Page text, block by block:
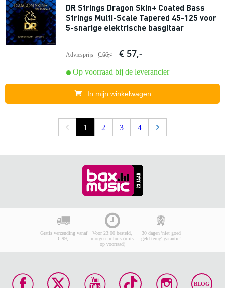
DR Strings Dragon Skin+ Coated Bass
Strings Multi-Scale Tapered 45-125 voor
5-snarige elektrische basgitaar
Adviesprijs € 66,- € 57,-
Op voorraad bij de leverancier
In mijn winkelwagen
1 2 3 4
Gratis verzending vanaf
€ 99,-
Voor 23:00 besteld,
morgen in huis (mits
op voorraad)
30 dagen 'niet goed
geld terug' garantie!
BLOG